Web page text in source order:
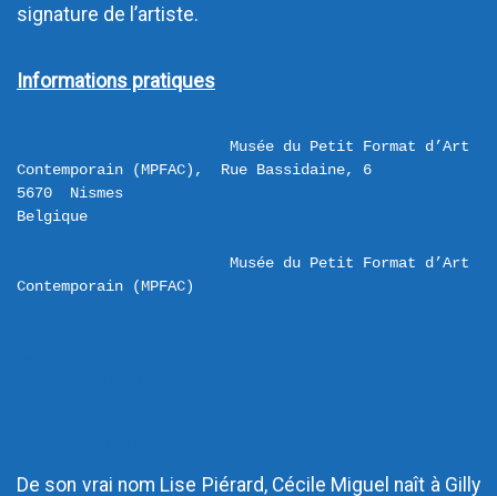
signature de l’artiste.
Informations pratiques
Musée du Petit Format d’Art
Contemporain (MPFAC),  Rue Bassidaine, 6
5670  Nismes
Musée du Petit Format d’Art
Contemporain (MPFAC)
De son vrai nom Lise Piérard, Cécile Miguel naît à Gilly